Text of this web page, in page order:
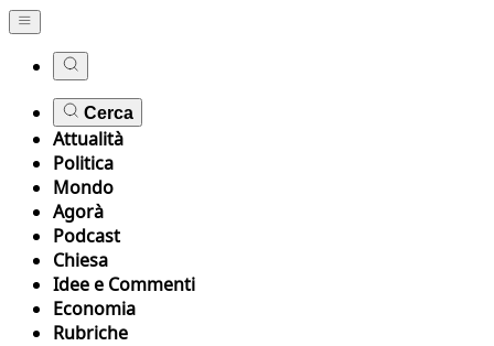
Cerca
Attualità
Politica
Mondo
Agorà
Podcast
Chiesa
Idee e Commenti
Economia
Rubriche